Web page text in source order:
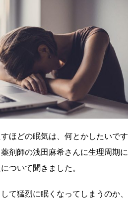
ほどの眠気は、何とかしたいです
剤師の浅田麻希さんに生理周期に
ついて聞きました。
て猛烈に眠くなってしまうのか、